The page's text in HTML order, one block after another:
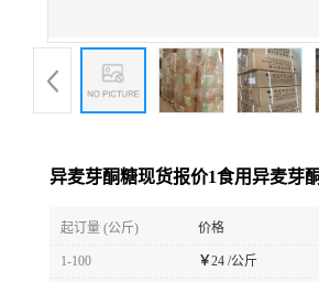
异麦芽酮糖现货报价1食用异麦芽
起订量 (公斤) 价格
1-100 ￥24 /公斤